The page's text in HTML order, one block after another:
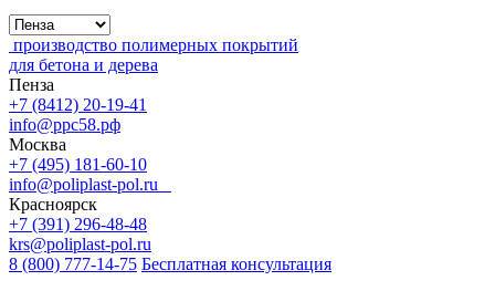
производство полимерных покрытий
для бетона и дерева
Пенза
+7 (8412) 20-19-41
info@ррс58.рф
Москва
+7 (495) 181-60-10
info@poliplast-pol.ru
Красноярск
+7 (391) 296-48-48
krs@poliplast-pol.ru
8 (800) 777-14-75 Бесплатная консультация